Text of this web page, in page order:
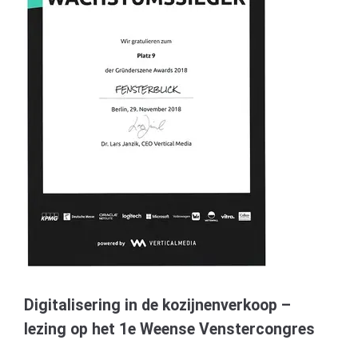
Digitalisering in de kozijnenverkoop –
lezing op het 1e Weense Venstercongres